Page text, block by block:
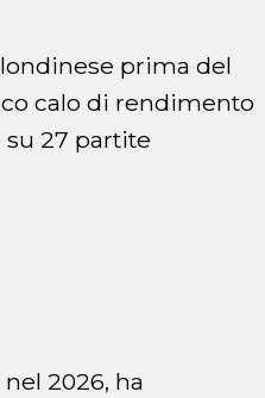
londinese prima del
calo di rendimento
27 partite
2026, ha